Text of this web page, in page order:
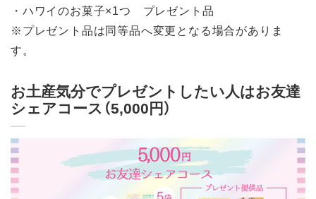
・ハワイのお菓子×1つ プレゼント品
※プレゼント品は同等品へ変更となる場合がありま
す。
お土産気分でプレゼントしたい人はお友達
シェアコース（5,000円）